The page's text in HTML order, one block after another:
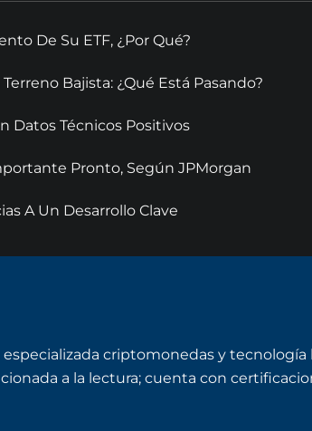
De Su ETF, ¿Por Qué?
Bajista: ¿Qué Está Pasando?
Datos Técnicos Positivos
Pronto, Según JPMorgan
A Un Desarrollo Clave
especializada criptomonedas y
a la lectura; cuenta con